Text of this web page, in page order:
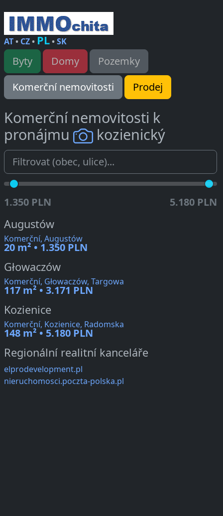
AT• CZ• PL•SK
Byty Domy
Pozemky
Komerční nemovitosti
Prodej
Komerční nemovitosti k
pronájmu
kozienický
1.350 PLN 5.180 PLN
Augustów
Komerční, Augustów
20 m² • 1.350 PLN
Głowaczów
Komerční, Głowaczów, Targowa
117 m² • 3.171 PLN
Kozienice
Komerční, Kozienice, Radomska
148 m² • 5.180 PLN
Regionální realitní kanceláře
elprodevelopment.pl
nieruchomosci.poczta-polska.pl